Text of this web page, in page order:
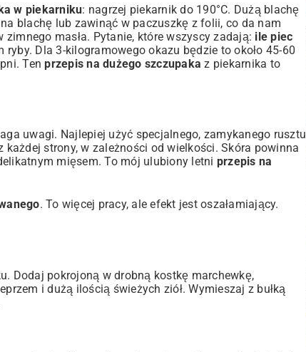
w piekarniku: nagrzej piekarnik do 190°C. Dużą blachę
blachę lub zawinąć w paczuszkę z folii, co da nam
zimnego masła. Pytanie, które wszyscy zadają: ile piec
Dla 3-kilogramowego okazu będzie to około 45-60
Tenprzepis na dużego szczupaka z piekarnika to
uwagi. Najlepiej użyć specjalnego, zamykanego rusztu
każdej strony, w zależności od wielkości. Skóra powinna
mięsem. To mój ulubiony letni przepis na
. To więcej pracy, ale efekt jest oszałamiający.
Dodaj pokrojoną w drobną kostkę marchewkę,
i dużą ilością świeżych ziół. Wymieszaj z bułką